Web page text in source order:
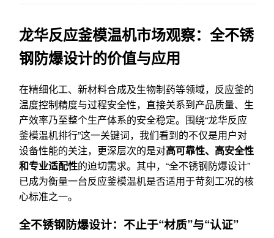
龙华反应釜模温机市场观察：全不锈
钢防爆设计的价值与应用
在精细化工、新材料合成及生物制药等领域，反应釜的
温度控制精度与过程安全性，直接关系到产品质量、生
产效率乃至整个生产体系的安全稳定。围绕“龙华反应
釜模温机排行”这一关键词，我们看到的不仅是用户对
设备性能的关注，更深层次的是对高可靠性、高安全性
和专业适配性的迫切需求。其中，“全不锈钢防爆设计”
已成为衡量一台反应釜模温机是否适用于苛刻工况的核
心标准之一。
全不锈钢防爆设计：不止于“材质”与“认证”